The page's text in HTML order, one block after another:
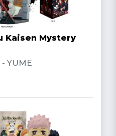
Kaisen Mystery
YUME